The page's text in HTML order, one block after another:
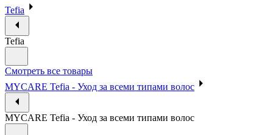
Tefia
Tefia
Смотреть все товары
MYCARE Tefia - Уход за всеми типами волос
MYCARE Tefia - Уход за всеми типами волос